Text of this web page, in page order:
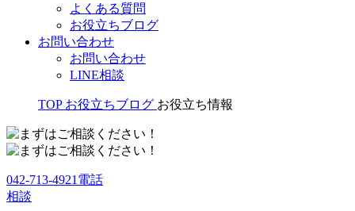
よくある質問
お役立ちブログ
お問い合わせ
お問い合わせ
LINE相談
TOP お役立ちブログ お役立ち情報
042-713-4921 電話
相談